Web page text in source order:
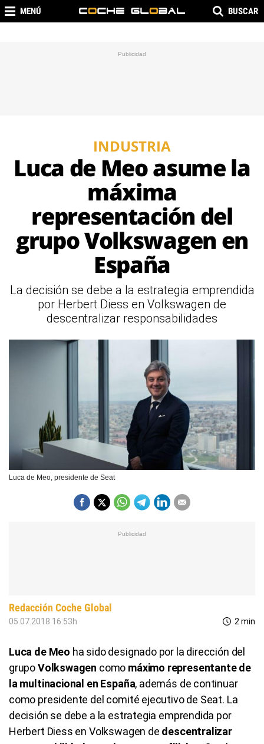
MENÚ BUSCAR
INDUSTRIA
Luca de Meo asume la
máxima
representación del
grupo Volkswagen en
España
La decisión se debe a la estrategia emprendida
por Herbert Diess en Volkswagen de
descentralizar responsabilidades
Luca de Meo, presidente de Seat
Redacción Coche Global
05.07.2018 16:53h 2 min
Luca de Meo ha sido designado por la dirección del
grupoVolkswagen como máximo representante de
la multinacional en España, además de continuar
como presidente del comité ejecutivo de Seat. La
decisión se debe a la estrategia emprendida por
Herbert Diess en Volkswagen de descentralizar